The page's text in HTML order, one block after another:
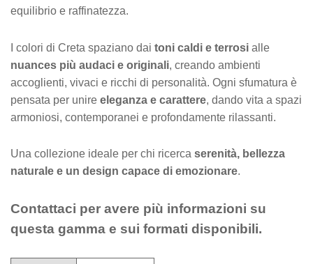
equilibrio e raffinatezza.
I colori di Creta spaziano dai toni caldi e terrosi alle
nuances più audaci e originali, creando ambienti
accoglienti, vivaci e ricchi di personalità. Ogni sfumatura è
pensata per unire eleganza e carattere, dando vita a spazi
armoniosi, contemporanei e profondamente rilassanti.
Una collezione ideale per chi ricerca serenità, bellezza
naturale e un design capace di emozionare.
Contattaci per avere più informazioni su
questa gamma e sui formati disponibili.